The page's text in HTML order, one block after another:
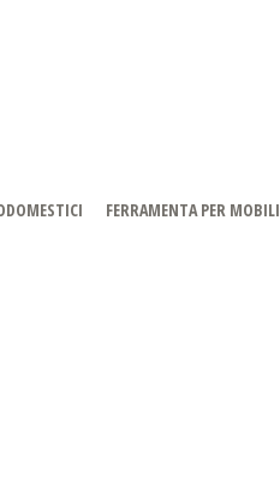
FERRAMENTA PER MOBILI